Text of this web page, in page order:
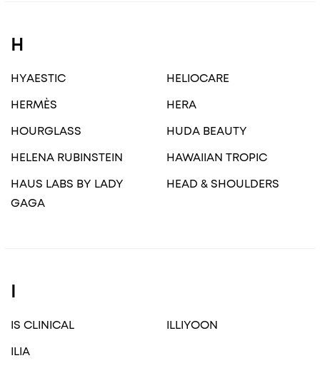
H
HYAESTIC
HELIOCARE
HERMÈS
HERA
HOURGLASS
HUDA BEAUTY
HELENA RUBINSTEIN
HAWAIIAN TROPIC
HAUS LABS BY LADY
GAGA
HEAD & SHOULDERS
I
IS CLINICAL
ILLIYOON
ILIA